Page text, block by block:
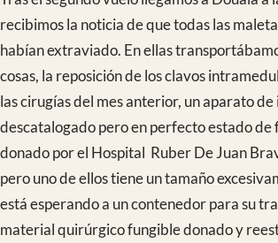
Tras el paso de planta del domingo y confirmar que teníamos
muchos pacientes ingresados pendientes de intervenir,
mismo domingo por la tarde, para así aligerar el peso
quirúrgico y el trabajo de la esterilizadora pequeña los
siguientes días.